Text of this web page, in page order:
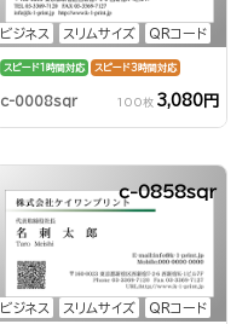
ビジネス スリムサイズ QRコード
スピード1時間対応 スピード3時間対応
c-0008sqr 100枚 3,080円
ビジネス スリムサイズ QRコード
c-0858sqr